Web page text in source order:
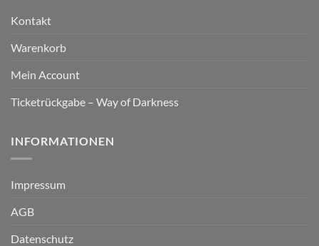
Kontakt
Warenkorb
Mein Account
Ticketrückgabe – Way of Darkness
INFORMATIONEN
Impressum
AGB
Datenschutz